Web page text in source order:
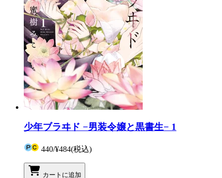
少年ブラヰド −男装令嬢と黒書生− 1
440/¥484(税込)
カートに追加